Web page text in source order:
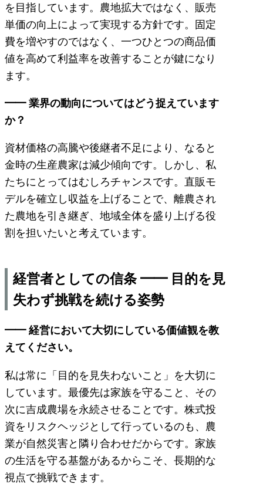
を目指しています。農地拡大ではなく、販売
単価の向上によって実現する方針です。固定
費を増やすのではなく、一つひとつの商品価
値を高めて利益率を改善することが鍵になり
ます。
━━ 業界の動向についてはどう捉えています
か？
資材価格の高騰や後継者不足により、なると
金時の生産農家は減少傾向です。しかし、私
たちにとってはむしろチャンスです。直販モ
デルを確立し収益を上げることで、離農され
た農地を引き継ぎ、地域全体を盛り上げる役
割を担いたいと考えています。
経営者としての信条 ━━ 目的を見
失わず挑戦を続ける姿勢
━━ 経営において大切にしている価値観を教
えてください。
私は常に「目的を見失わないこと」を大切に
しています。最優先は家族を守ること、その
次に吉成農場を永続させることです。株式投
資をリスクヘッジとして行っているのも、農
業が自然災害と隣り合わせだからです。家族
の生活を守る基盤があるからこそ、長期的な
視点で挑戦できます。